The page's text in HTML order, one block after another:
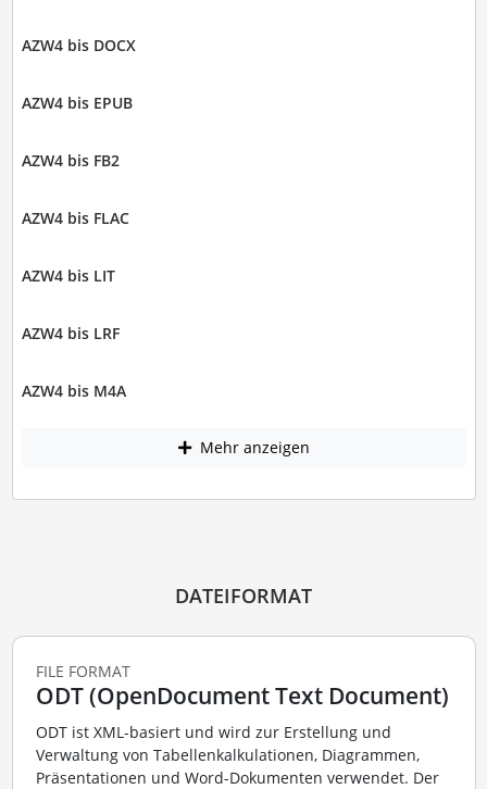
AZW4 bis DOCX
AZW4 bis EPUB
AZW4 bis FB2
AZW4 bis FLAC
AZW4 bis LIT
AZW4 bis LRF
AZW4 bis M4A
Mehr anzeigen
DATEIFORMAT
FILE FORMAT
ODT (OpenDocument Text Document)
ODT ist XML-basiert und wird zur Erstellung und
Verwaltung von Tabellenkalkulationen, Diagrammen,
Präsentationen und Word-Dokumenten verwendet. Der